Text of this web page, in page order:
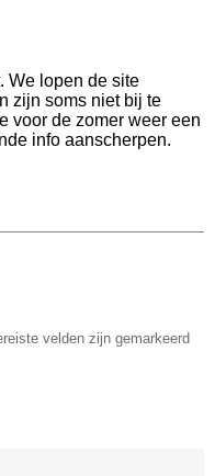
We lopen de site
zijn soms niet bij te
voor de zomer weer een
info aanscherpen.
velden zijn gemarkeerd